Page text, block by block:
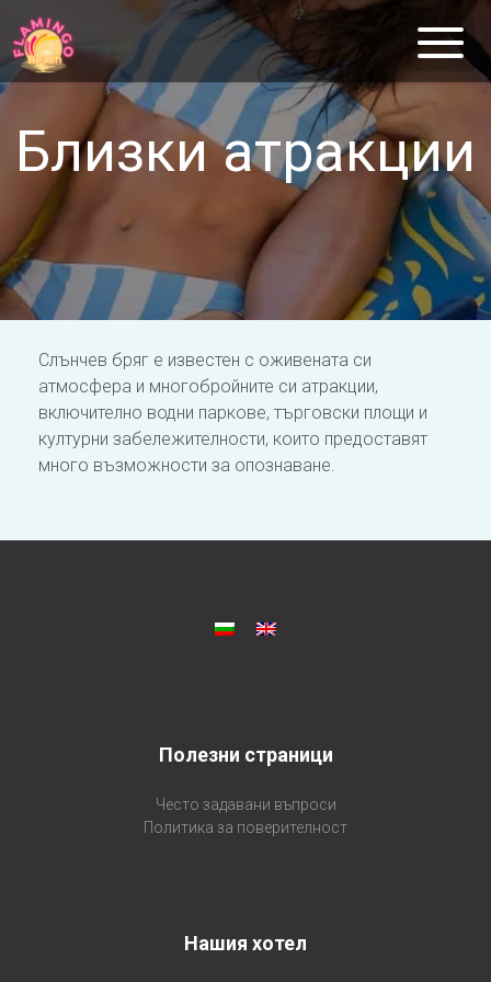
Близки атракции
Слънчев бряг е известен с оживената си
атмосфера и многобройните си атракции,
включително водни паркове, търговски площи и
културни забележителности, които предоставят
много възможности за опознаване.
Полезни страници
Често задавани въпроси
Политика за поверителност
Нашия хотел